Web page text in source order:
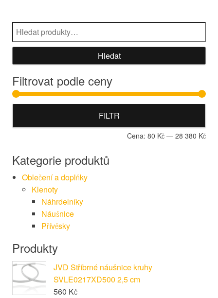
Hledat:
Hledat
Filtrovat podle ceny
FILTR
Cena: 80 Kč — 28 380 Kč
Kategorie produktů
Oblečení a doplňky
Klenoty
Náhrdelníky
Náušnice
Přívěsky
Produkty
JVD Stříbrné náušnice kruhy
SVLE0217XD500 2,5 cm
560 Kč